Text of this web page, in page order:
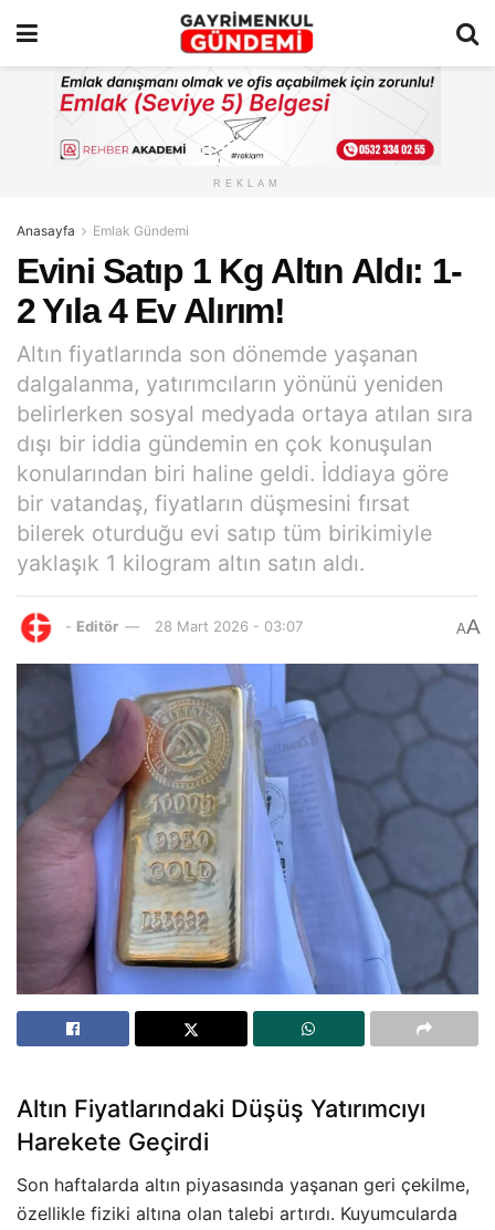
REKLAM
Anasayfa Emlak Gündemi
Evini Satıp 1 Kg Altın Aldı: 1-
2 Yıla 4 Ev Alırım!
Altın fiyatlarında son dönemde yaşanan
dalgalanma, yatırımcıların yönünü yeniden
belirlerken sosyal medyada ortaya atılan sıra
dışı bir iddia gündemin en çok konuşulan
konularından biri haline geldi. İddiaya göre
bir vatandaş, fiyatların düşmesini fırsat
bilerek oturduğu evi satıp tüm birikimiyle
yaklaşık 1 kilogram altın satın aldı.
- Editör 28 Mart 2026 - 03:07 AA
Altın Fiyatlarındaki Düşüş Yatırımcıyı
Harekete Geçirdi
Son haftalarda altın piyasasında yaşanan geri çekilme,
özellikle fiziki altına olan talebi artırdı. Kuyumcularda